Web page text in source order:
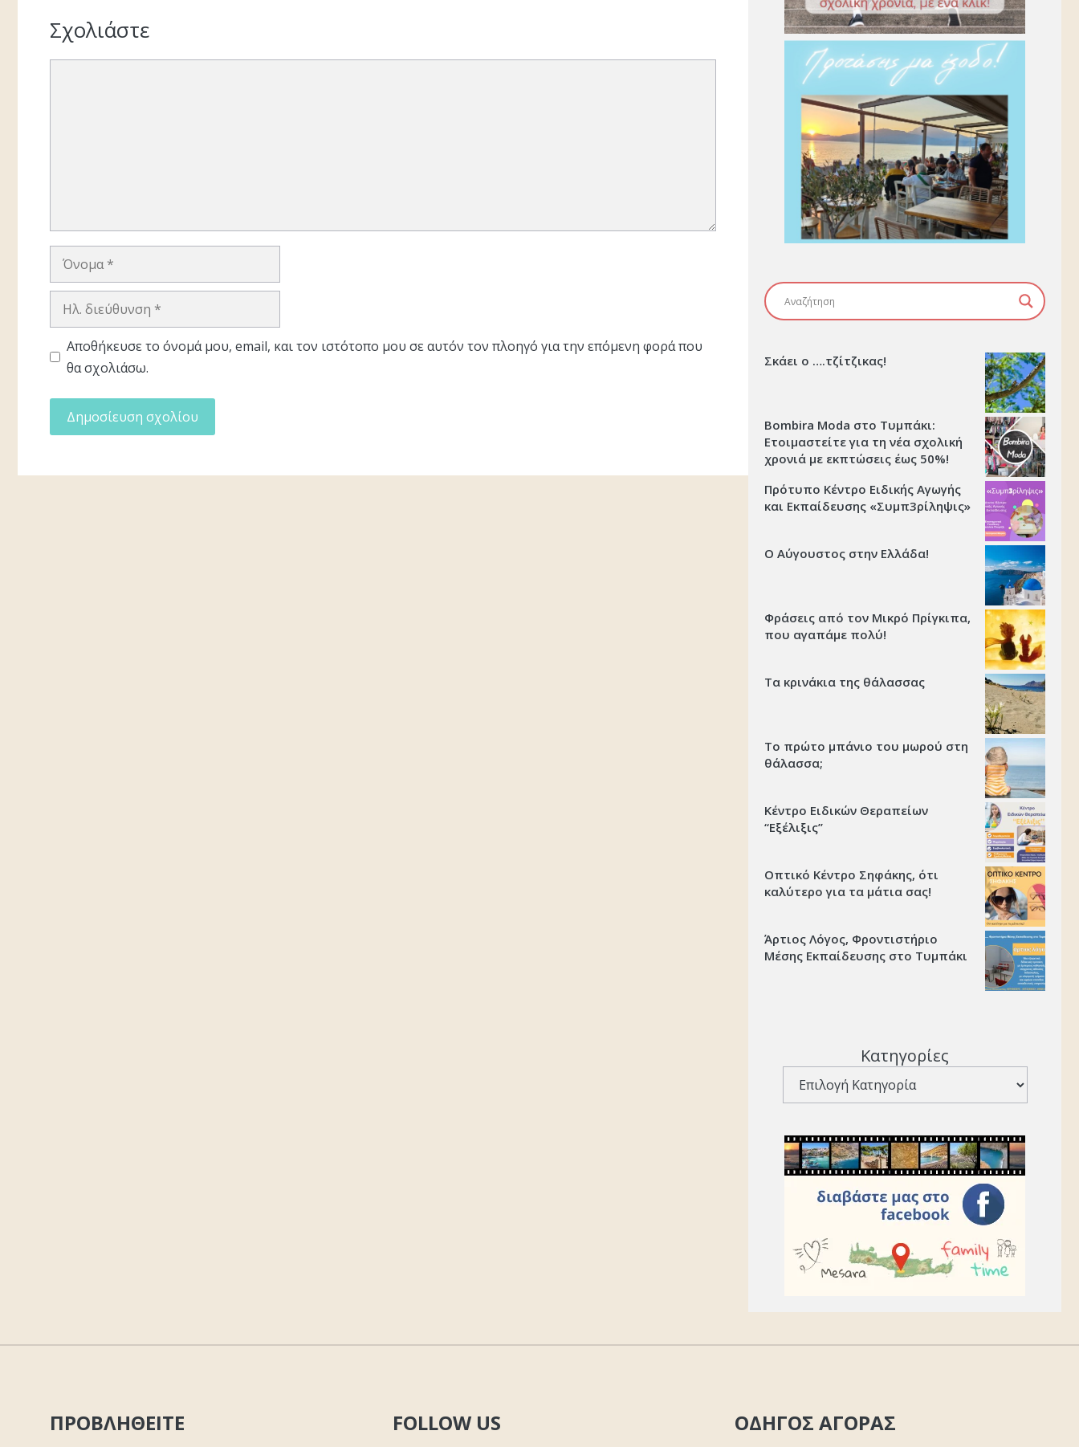
Σχολιάστε
Όνομα
Ηλ.
Αποθήκευσε το όνομά μου, email, και τον ιστότοπο μου σε αυτόν τον πλοηγό για την επόμενη φορά που
θα σχολιάσω.
Σκάει ο ….τζίτζικας!
Bombira Moda στο Τυμπάκι:
Ετοιμαστείτε για τη νέα σχολική
χρονιά με εκπτώσεις έως 50%!
Πρότυπο Κέντρο Ειδικής Αγωγής
και Εκπαίδευσης «Συμπ3ρίληψις»
Ο Αύγουστος στην Ελλάδα!
Φράσεις από τον Μικρό Πρίγκιπα,
που αγαπάμε πολύ!
Τα κρινάκια της θάλασσας
Το πρώτο μπάνιο του μωρού στη
θάλασσα;
Κέντρο Ειδικών Θεραπείων
“Εξέλιξις’’
Οπτικό Κέντρο Σηφάκης, ότι
καλύτερο για τα μάτια σας!
Άρτιος Λόγος, Φροντιστήριο
Μέσης Εκπαίδευσης στο Τυμπάκι
Κατηγορίες
ΠΡΟΒΛΗΘΕΙΤΕ FOLLOW US ΟΔΗΓΟΣ ΑΓΟΡΑΣ